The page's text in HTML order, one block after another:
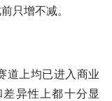
只增不减。
道上均已进入商业
异性上都十分显